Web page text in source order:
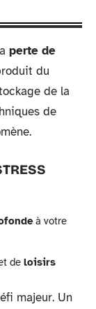
perte de
du
de la
de
à votre
de loisirs
majeur. Un